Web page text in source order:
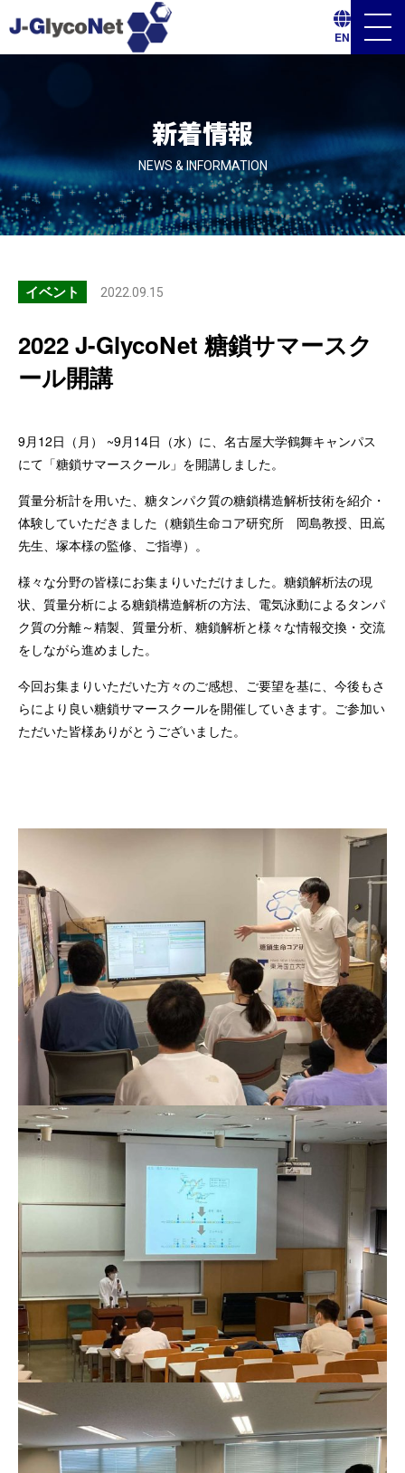
EN
ニ
ュ
新着情報
NEWS & INFORMATION
イベント 2022.09.15
2022 J-GlycoNet 糖鎖サマースク
ール開講
9月12日（月） ~9月14日（水）に、名古屋大学鶴舞キャンパス
にて「糖鎖サマースクール」を開講しました。
質量分析計を用いた、糖タンパク質の糖鎖構造解析技術を紹介・
体験していただきました（糖鎖生命コア研究所 岡島教授、田嶌
先生、塚本様の監修、ご指導）。
様々な分野の皆様にお集まりいただけました。糖鎖解析法の現
状、質量分析による糖鎖構造解析の方法、電気泳動によるタンパ
ク質の分離～精製、質量分析、糖鎖解析と様々な情報交換・交流
をしながら進めました。
今回お集まりいただいた方々のご感想、ご要望を基に、今後もさ
らにより良い糖鎖サマースクールを開催していきます。ご参加い
ただいた皆様ありがとうございました。